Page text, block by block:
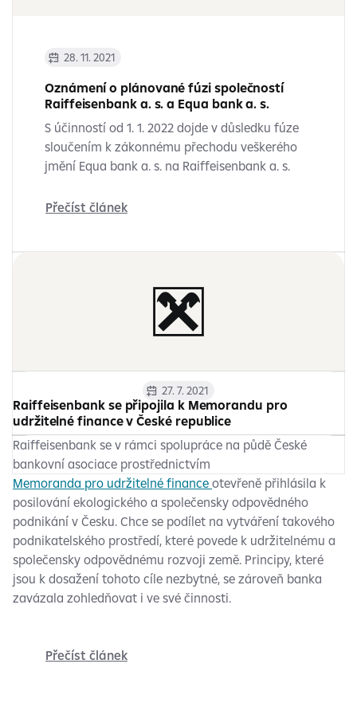
28. 11. 2021
Oznámení o plánované fúzi společností
Raiffeisenbank a. s. a Equa bank a. s.
S účinností od 1. 1. 2022 dojde v důsledku fúze
sloučením k zákonnému přechodu veškerého
jmění Equa bank a. s. na Raiffeisenbank a. s.
Přečíst článek
27. 7. 2021
Raiffeisenbank se připojila k Memorandu pro
udržitelné finance v České republice
Raiffeisenbank se v rámci spolupráce na půdě České
bankovní asociace prostřednictvím
Memoranda pro udržitelné finance otevřeně přihlásila k
posilování ekologického a společensky odpovědného
podnikání v Česku. Chce se podílet na vytváření takového
podnikatelského prostředí, které povede k udržitelnému a
společensky odpovědnému rozvoji země. Principy, které
jsou k dosažení tohoto cíle nezbytné, se zároveň banka
zavázala zohledňovat i ve své činnosti.
Přečíst článek